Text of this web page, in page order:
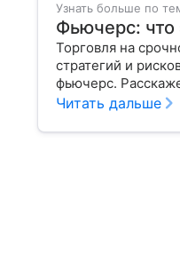
Узнать больше по
Фьючерс: что
Торговля на
стратегий и
фьючерс.
Читать дальше